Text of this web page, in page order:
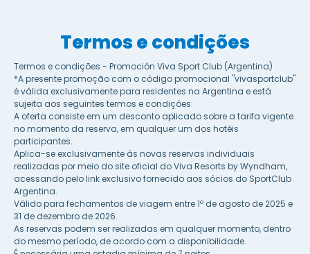
Termos e condições
Termos e condições - Promoción Viva Sport Club (Argentina)
*A presente promoção com o código promocional "vivasportclub"
é válida exclusivamente para residentes na Argentina e está
sujeita aos seguintes termos e condições:
A oferta consiste em um desconto aplicado sobre a tarifa vigente
no momento da reserva, em qualquer um dos hotéis
participantes.
Aplica-se exclusivamente às novas reservas individuais
realizadas por meio do site oficial do Viva Resorts by Wyndham,
acessando pelo link exclusivo fornecido aos sócios do SportClub
Argentina.
Válido para fechamentos de viagem entre 1º de agosto de 2025 e
31 de dezembro de 2026.
As reservas podem ser realizadas em qualquer momento, dentro
do mesmo período, de acordo com a disponibilidade.